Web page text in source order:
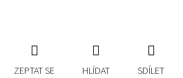
ZEPTAT SE HLÍDAT SDÍLET